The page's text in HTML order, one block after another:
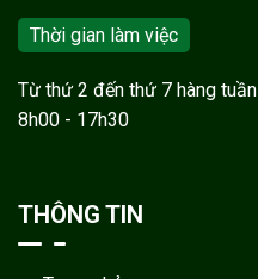
Thời gian làm việc
Từ thứ 2 đến thứ 7 hàng tuần
8h00 - 17h30
THÔNG TIN